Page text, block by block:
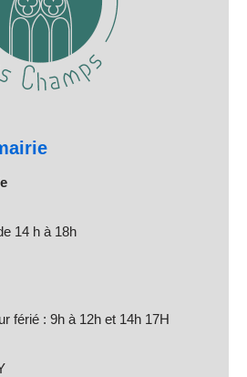
14 h à 18h
férié : 9h à 12h et 14h 17H